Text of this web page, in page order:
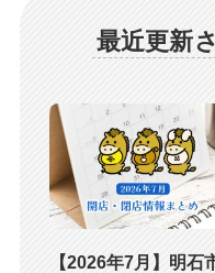
最近更新
【2026年7月】明石